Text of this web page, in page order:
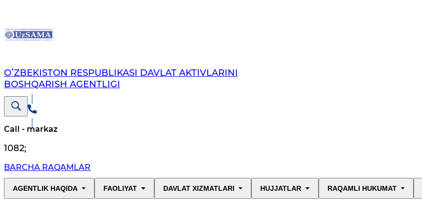
OʻZBEKISTON RESPUBLIKASI DAVLAT AKTIVLARINI
BOSHQARISH AGENTLIGI
Call - markaz
1082;
BARCHA RAQAMLAR
AGENTLIK HAQIDA FAOLIYAT DAVLAT XIZMATLARI HUJJATLAR RAQAMLI HUKUMAT